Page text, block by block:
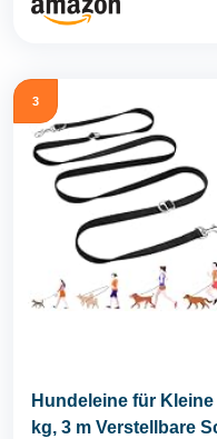
3
Hundeleine für
kg, 3 m Verstellbare